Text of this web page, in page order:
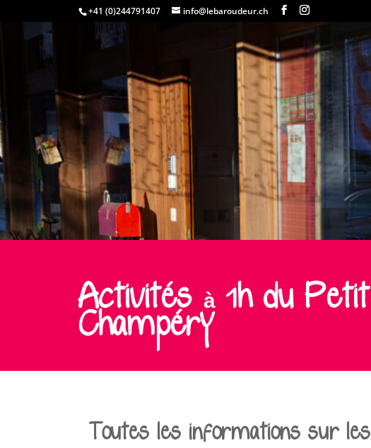
+41 (0)244791407 info@lebaroudeur.ch
Activités à 1h du
Champéry
Toutes les informations sur